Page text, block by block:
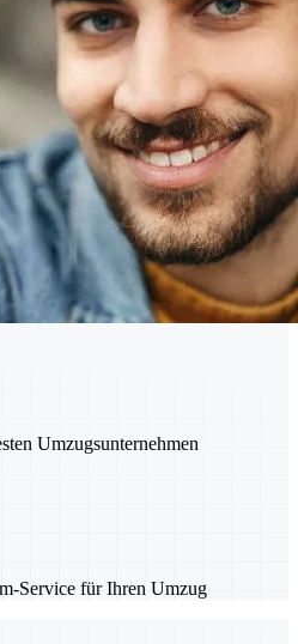
Umzugsunternehmen
Service für Ihren Umzug